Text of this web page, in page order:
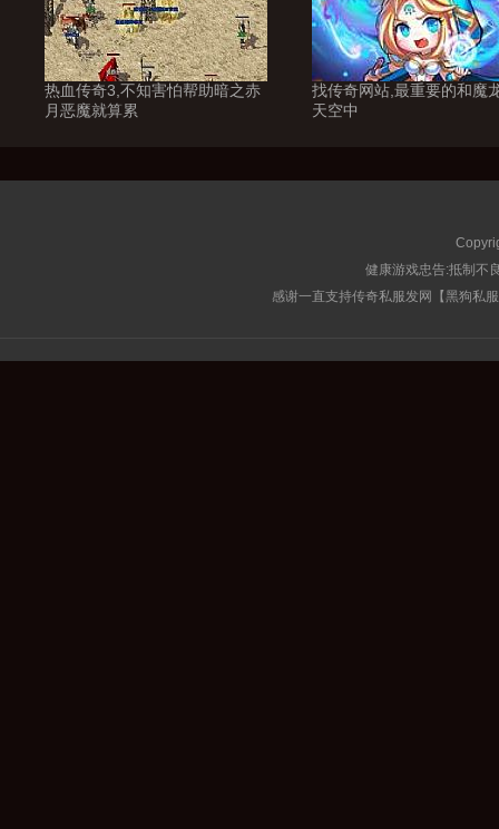
热血传奇3,不知害怕帮助暗之赤
月恶魔就算累
找传奇网站,最重要的和魔
天空中
健康游戏忠告:抵制不
感谢一直支持传奇私服发网【黑狗私